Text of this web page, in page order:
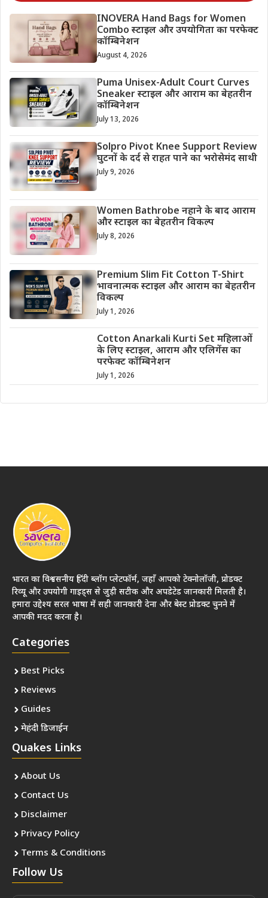
INOVERA Hand Bags for Women
Combo स्टाइल और उपयोगिता का परफेक्ट
कॉम्बिनेशन
August 4, 2026
Puma Unisex-Adult Court Curves
Sneaker स्टाइल और आराम का बेहतरीन
कॉम्बिनेशन
July 13, 2026
Solpro Pivot Knee Support Review
घुटनों के दर्द से राहत पाने का भरोसेमंद साथी
July 9, 2026
Women Bathrobe नहाने के बाद आराम
और स्टाइल का बेहतरीन विकल्प
July 8, 2026
Premium Slim Fit Cotton T-Shirt
भावनात्मक स्टाइल और आराम का बेहतरीन
विकल्प
July 1, 2026
Cotton Anarkali Kurti Set महिलाओं
के लिए स्टाइल, आराम और एलिगेंस का
परफेक्ट कॉम्बिनेशन
July 1, 2026
भारत का विश्वसनीय हिंदी ब्लॉग प्लेटफॉर्म, जहाँ आपको टेक्नोलॉजी, प्रोडक्ट
रिव्यू और उपयोगी गाइड्स से जुड़ी सटीक और अपडेटेड जानकारी मिलती है।
हमारा उद्देश्य सरल भाषा में सही जानकारी देना और बेस्ट प्रोडक्ट चुनने में
आपकी मदद करना है।
Categories
Best Picks
Reviews
Guides
मेहंदी डिजाईन
Quakes Links
About Us
Contact Us
Disclaimer
Privacy Policy
Terms & Conditions
Follow Us